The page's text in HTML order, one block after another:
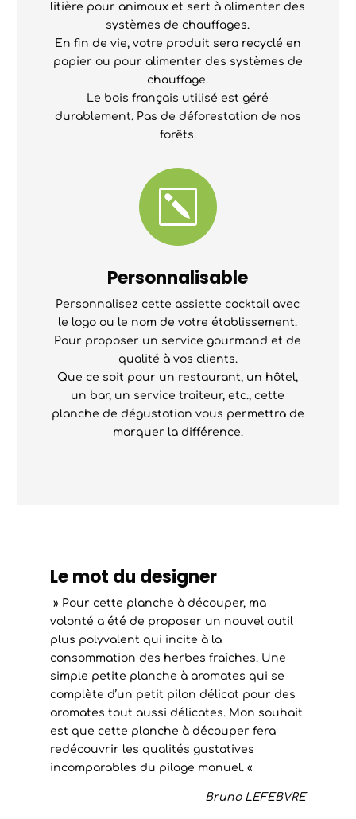
litière pour animaux et sert à alimenter des
systèmes de chauffages.
En fin de vie, votre produit sera recyclé en
papier ou pour alimenter des systèmes de
chauffage.
Le bois français utilisé est géré
durablement. Pas de déforestation de nos
forêts.
k
Personnalisable
Personnalisez cette assiette cocktail avec
le logo ou le nom de votre établissement.
Pour proposer un service gourmand et de
qualité à vos clients.
Que ce soit pour un restaurant, un hôtel,
un bar, un service traiteur, etc., cette
planche de dégustation vous permettra de
marquer la différence.
Le mot du designer
» Pour cette planche à découper, ma
volonté a été de proposer un nouvel outil
plus polyvalent qui incite à la
consommation des herbes fraîches. Une
simple petite planche à aromates qui se
complète d’un petit pilon délicat pour des
aromates tout aussi délicates. Mon souhait
est que cette planche à découper fera
redécouvrir les qualités gustatives
incomparables du pilage manuel. «
Bruno LEFEBVRE